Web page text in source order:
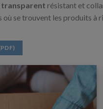
transparent résistant et
se trouvent les produits à